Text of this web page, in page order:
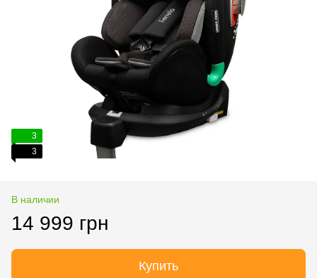
3
3
В наличии
14 999 грн
Купить